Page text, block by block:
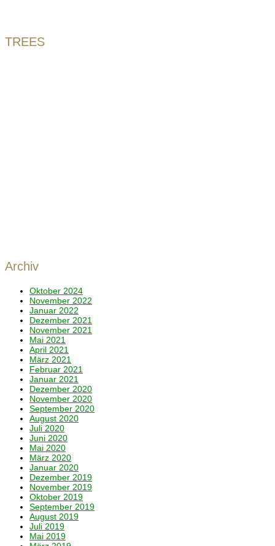
TREES
Archiv
Oktober 2024
November 2022
Januar 2022
Dezember 2021
November 2021
Mai 2021
April 2021
März 2021
Februar 2021
Januar 2021
Dezember 2020
November 2020
September 2020
August 2020
Juli 2020
Juni 2020
Mai 2020
März 2020
Januar 2020
Dezember 2019
November 2019
Oktober 2019
September 2019
August 2019
Juli 2019
Mai 2019